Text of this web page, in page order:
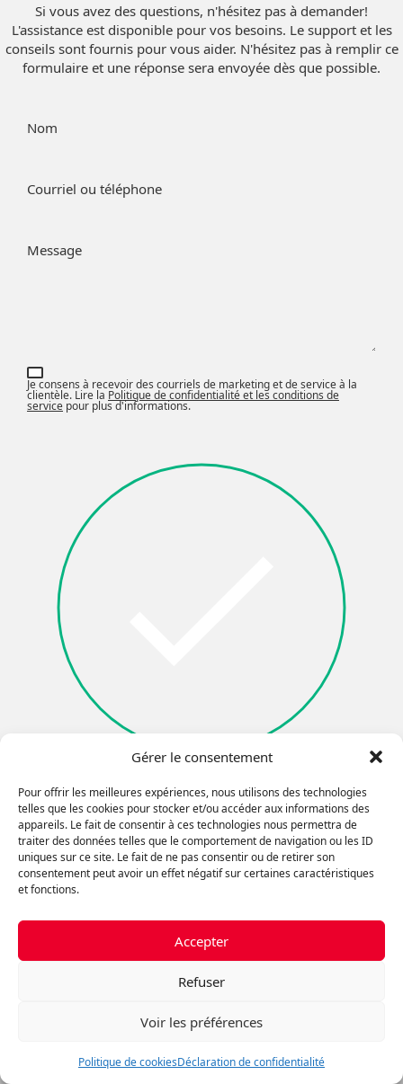
Gérer le consentement
Pour offrir les meilleures expériences, nous utilisons des technologies
telles que les cookies pour stocker et/ou accéder aux informations des
appareils. Le fait de consentir à ces technologies nous permettra de
traiter des données telles que le comportement de navigation ou les ID
uniques sur ce site. Le fait de ne pas consentir ou de retirer son
consentement peut avoir un effet négatif sur certaines caractéristiques
et fonctions.
Accepter
Refuser
Voir les préférences
Politique de cookiesDéclaration de confidentialité
Vue panoramique
Si vous avez des questions, n'hésitez pas à demander!
L'assistance est disponible pour vos besoins. Le support et les
conseils sont fournis pour vous aider. N'hésitez pas à remplir ce
formulaire et une réponse sera envoyée dès que possible.
Nom
Courriel ou téléphone
Message
Je consens à recevoir des courriels de marketing et de service à la
clientèle. Lire la Politique de confidentialité et les conditions de
service pour plus d'informations.
Je ne suis pas un robot
ROYAL LEPAGE URBAIN SAINT-DONAT
416 rue Principale, Saint-Donat QC J0T 2C0
ofni.udnev@nylecoj
6500 Av. De Lorimier, Montréal, QC H2G 2P6
Parcourir le contenu...